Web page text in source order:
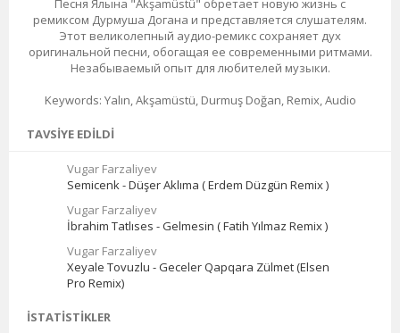
ремиксом Дурмуша Догана и представляется слушателям.
Этот великолепный аудио-ремикс сохраняет дух
оригинальной песни, обогащая ее современными ритмами.
Незабываемый опыт для любителей музыки.
Keywords: Yalın, Akşamüstü, Durmuş Doğan, Remix, Audio
TAVSIYE EDILDI
Vugar Farzaliyev
Semicenk - Düşer Aklıma ( Erdem Düzgün Remix )
Vugar Farzaliyev
İbrahim Tatlıses - Gelmesin ( Fatih Yılmaz Remix )
Vugar Farzaliyev
Xeyale Tovuzlu - Geceler Qapqara Zülmet (Elsen
Pro Remix)
İSTATISTIKLER